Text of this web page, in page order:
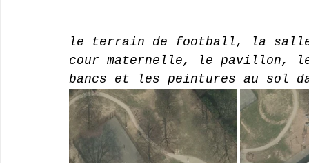
le terrain de football, la
cour maternelle, le pavillon,
bancs et les peintures au sol